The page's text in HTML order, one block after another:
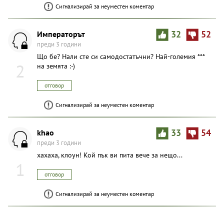
Сигнализирай за неуместен коментар
2
32 52
Импeраторът
преди 3 години
Що бе? Нали сте си самодостатъчни? Най-големия ***
на земята :-)
отговор
Сигнализирай за неуместен коментар
1
33 54
khao
преди 3 години
хахаха, клoyн! Кой пък ви пита вече за нещо...
отговор
Сигнализирай за неуместен коментар